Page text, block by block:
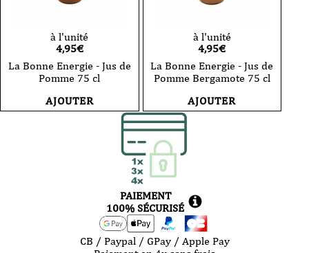
à l'unité
4,95€
La Bonne Energie - Jus de
Pomme 75 cl
AJOUTER
à l'unité
4,95€
La Bonne Energie - Jus de
Pomme Bergamote 75 cl
AJOUTER
PAIEMENT
100% SÉCURISÉ
CB / Paypal / GPay / Apple Pay